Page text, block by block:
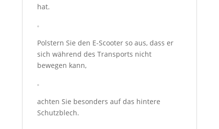
hat.
Polstern Sie den E-Scooter so aus, dass er
sich während des Transports nicht
bewegen kann,
achten Sie besonders auf das hintere
Schutzblech.